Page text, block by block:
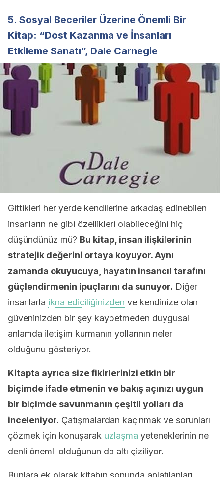
5. Sosyal Beceriler Üzerine Önemli Bir
Kitap: “Dost Kazanma ve İnsanları
Etkileme Sanatı”, Dale Carnegie
Gittikleri her yerde kendilerine arkadaş edinebilen
insanların ne gibi özellikleri olabileceğini hiç
düşündünüz mü? Bu kitap, insan ilişkilerinin
stratejik değerini ortaya koyuyor. Aynı
zamanda okuyucuya, hayatın insancıl tarafını
güçlendirmenin ipuçlarını da sunuyor. Diğer
insanlarla ikna ediciliğinizden ve kendinize olan
güveninizden bir şey kaybetmeden duygusal
anlamda iletişim kurmanın yollarının neler
olduğunu gösteriyor.
Kitapta ayrıca size fikirlerinizi etkin bir
biçimde ifade etmenin ve bakış açınızı uygun
bir biçimde savunmanın çeşitli yolları da
inceleniyor. Çatışmalardan kaçınmak ve sorunları
çözmek için konuşarak uzlaşma yeteneklerinin ne
denli önemli olduğunun da altı çiziliyor.
Bunlara ek olarak kitabın sonunda anlatılanları